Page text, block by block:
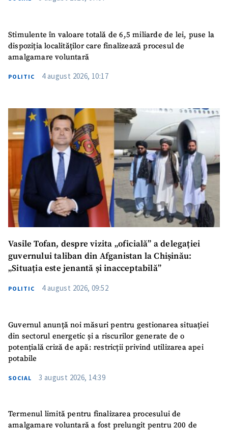
Stimulente în valoare totală de 6,5 miliarde de lei, puse la
dispoziția localităților care finalizează procesul de
amalgamare voluntară
POLITIC 4 august 2026, 10:17
Vasile Tofan, despre vizita „oficială” a delegației
guvernului taliban din Afganistan la Chișinău:
„Situația este jenantă și inacceptabilă”
POLITIC 4 august 2026, 09:52
Guvernul anunță noi măsuri pentru gestionarea situației
din sectorul energetic și a riscurilor generate de o
potențială criză de apă: restricții privind utilizarea apei
potabile
SOCIAL 3 august 2026, 14:39
Termenul limită pentru finalizarea procesului de
amalgamare voluntară a fost prelungit pentru 200 de